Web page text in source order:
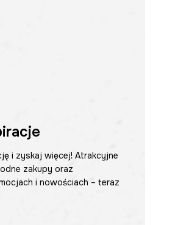
i zyskaj więcej! Atrakcyjne
zakupy oraz
i nowościach – teraz